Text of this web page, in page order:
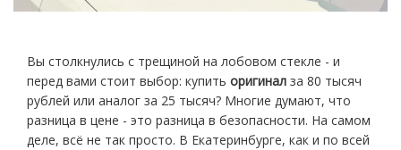
Вы столкнулись с трещиной на лобовом стекле - и
перед вами стоит выбор: купить оригинал за 80 тысяч
рублей или аналог за 25 тысяч? Многие думают, что
разница в цене - это разница в безопасности. На самом
деле, всё не так просто. В Екатеринбурге, как и по всей